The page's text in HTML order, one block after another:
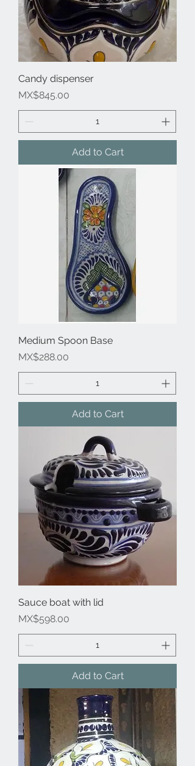
Candy dispenser
Price
MX$845.00
Add to Cart
Medium Spoon Base
Price
MX$288.00
Add to Cart
Sauce boat with lid
Price
MX$598.00
Add to Cart